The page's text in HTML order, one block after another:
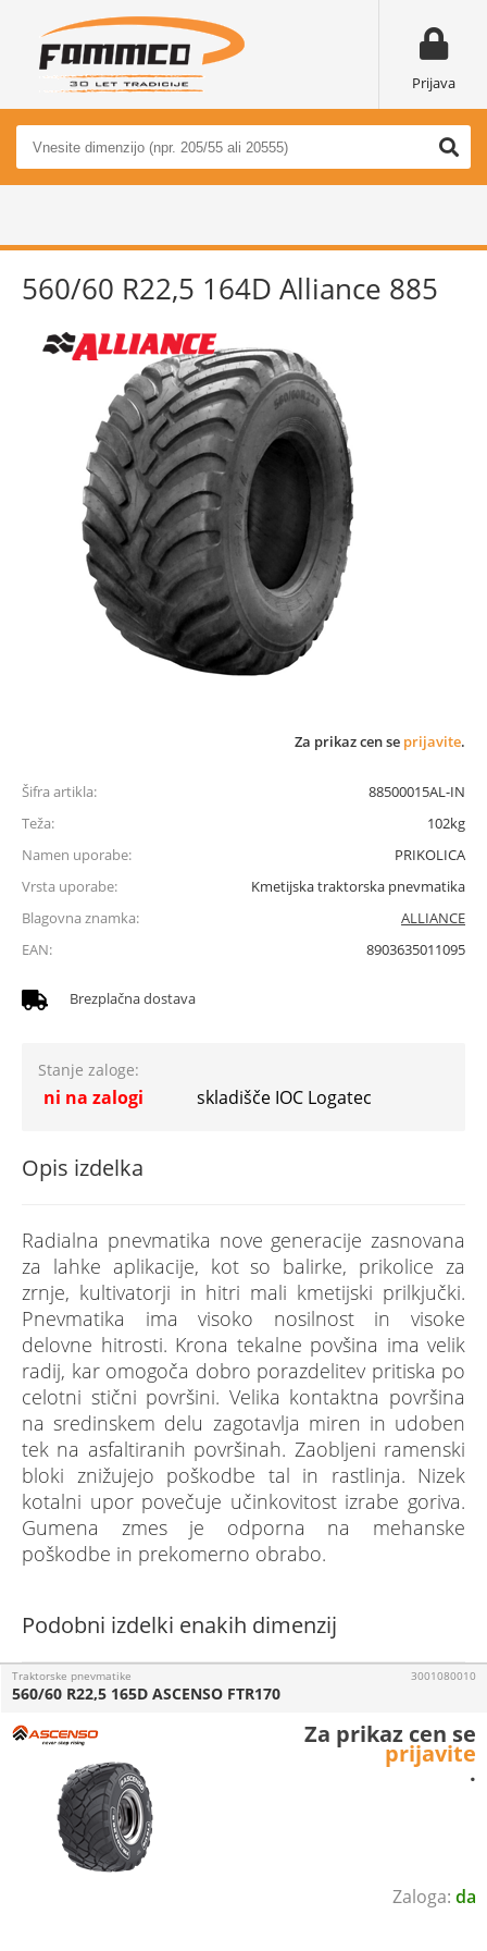
Prijava
560/60 R22,5 164D Alliance 885
Za prikaz cen se prijavite.
Šifra artikla:
88500015AL-IN
Teža:
102kg
Namen uporabe:
PRIKOLICA
Vrsta uporabe:
Kmetijska traktorska pnevmatika
Blagovna znamka:
ALLIANCE
EAN:
8903635011095
Brezplačna dostava
Stanje zaloge:
ni na zalogi skladišče IOC Logatec
Opis izdelka
Radialna pnevmatika nove generacije zasnovana
za lahke aplikacije, kot so balirke, prikolice za
zrnje, kultivatorji in hitri mali kmetijski prilkjučki.
Pnevmatika ima visoko nosilnost in visoke
delovne hitrosti. Krona tekalne povšina ima velik
radij, kar omogoča dobro porazdelitev pritiska po
celotni stični površini. Velika kontaktna površina
na sredinskem delu zagotavlja miren in udoben
tek na asfaltiranih površinah. Zaobljeni ramenski
bloki znižujejo poškodbe tal in rastlinja. Nizek
kotalni upor povečuje učinkovitost izrabe goriva.
Gumena zmes je odporna na mehanske
poškodbe in prekomerno obrabo.
Podobni izdelki enakih dimenzij
da
Traktorske pnevmatike
560/60 R22,5 165D ASCENSO FTR170
3001080010
Za prikaz cen se
prijavite
.